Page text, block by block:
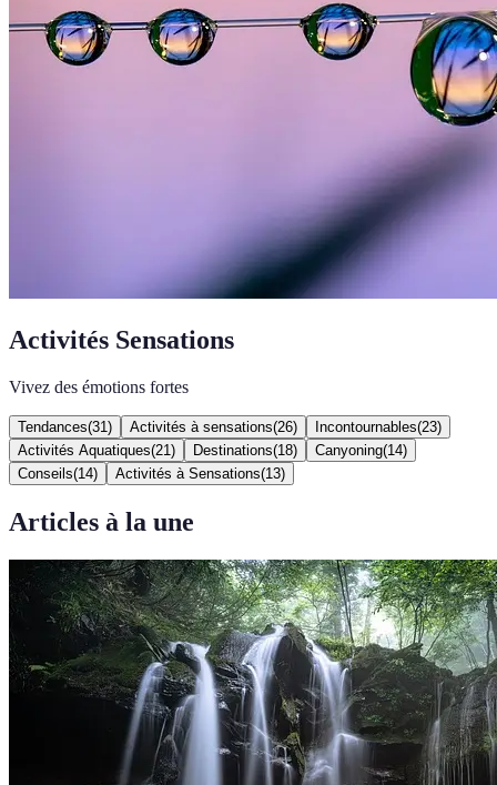
Activités Sensations
Vivez des émotions fortes
Tendances(31 ) Activités à sensations(26) Incontournables(23)
Activités Aquatiques(21 ) Destinations(18) Canyoning(14)
Conseils(14) Activités à Sensations(13)
Articles à la une